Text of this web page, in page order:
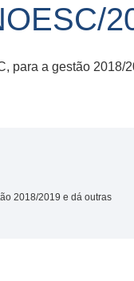
para a gestão 2018/
2018/2019 e dá outras